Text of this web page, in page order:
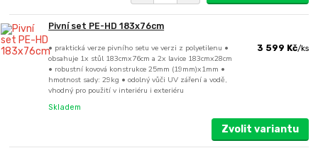
Pivní set PE-HD 183x76cm
• praktická verze pivního setu ve verzi z polyetilenu •
obsahuje 1x stůl 183cmx76cm a 2x lavice 183cmx28cm
• robustní kovová konstrukce 25mm (19mm)x1mm •
hmotnost sady: 29kg • odolný vůči UV záření a vodě,
vhodný pro použití v interiéru i exteriéru
3 599 Kč/ks
Skladem
Zvolit variantu